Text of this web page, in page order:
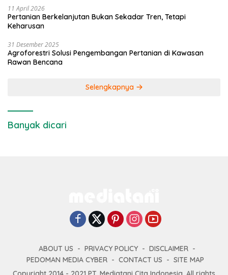
11 April 2026
Pertanian Berkelanjutan Bukan Sekadar Tren, Tetapi
Keharusan
31 Desember 2025
Agroforestri Solusi Pengembangan Pertanian di Kawasan
Rawan Bencana
Selengkapnya
Banyak dicari
ABOUT US PRIVACY POLICY
DISCLAIMER
PEDOMAN MEDIA CYBER
CONTACT US
SITE MAP